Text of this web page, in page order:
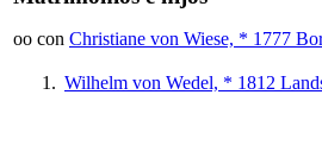
oo con Christiane von Wiese, * 1777
Wilhelm von Wedel, * 1812